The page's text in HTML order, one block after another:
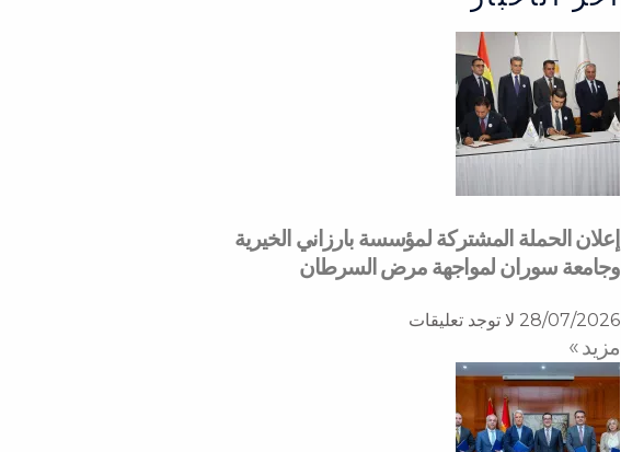
إعلان الحملة المشتركة لمؤسسة بارزاني الخيرية
وجامعة سوران لمواجهة مرض السرطان
28/07/2026 لا توجد تعليقات
مزید »